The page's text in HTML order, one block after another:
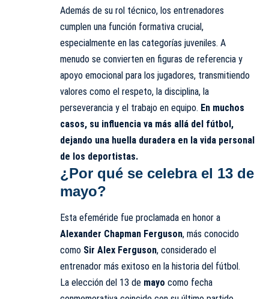
Además de su rol técnico, los entrenadores
cumplen una función formativa crucial,
especialmente en las categorías juveniles. A
menudo se convierten en figuras de referencia y
apoyo emocional para los jugadores, transmitiendo
valores como el respeto, la disciplina, la
perseverancia y el trabajo en equipo. En muchos
casos, su influencia va más allá del fútbol,
dejando una huella duradera en la vida personal
de los deportistas.
¿Por qué se celebra el 13 de
mayo?
Esta efeméride fue proclamada en honor a
Alexander Chapman Ferguson, más conocido
como Sir Alex Ferguson, considerado el
entrenador más exitoso en la historia del fútbol.
La elección del 13 de mayo como fecha